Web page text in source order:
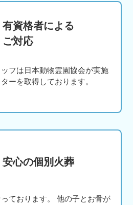
有資格者による
ご対応
フは日本動物霊園協会が実施
ーを取得しております。
安心の個別火葬
ております。 他の子とお骨が